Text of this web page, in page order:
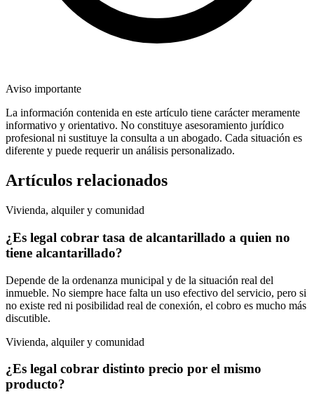
Aviso importante
La información contenida en este artículo tiene carácter meramente
informativo y orientativo. No constituye asesoramiento jurídico
profesional ni sustituye la consulta a un abogado. Cada situación es
diferente y puede requerir un análisis personalizado.
Artículos relacionados
Vivienda, alquiler y comunidad
¿Es legal cobrar tasa de alcantarillado a quien no
tiene alcantarillado?
Depende de la ordenanza municipal y de la situación real del
inmueble. No siempre hace falta un uso efectivo del servicio, pero si
no existe red ni posibilidad real de conexión, el cobro es mucho más
discutible.
Vivienda, alquiler y comunidad
¿Es legal cobrar distinto precio por el mismo
producto?